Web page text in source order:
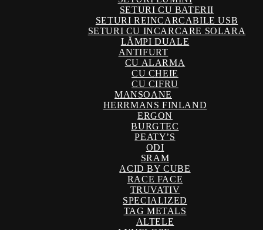
SETURI CU BATERII
SETURI REINCARCABILE USB
SETURI CU INCARCARE SOLARA
LĂMPI DUALE
ANTIFURT
CU ALARMA
CU CHEIE
CU CIFRU
MANSOANE
HERRMANS FINLAND
ERGON
BURGTEC
PEATY’S
ODI
SRAM
ACID BY CUBE
RACE FACE
TRUVATIV
SPECIALIZED
TAG METALS
ALTELE